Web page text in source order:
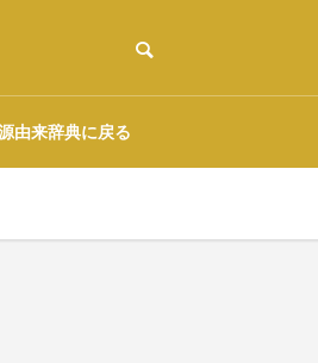
由来辞典に戻る